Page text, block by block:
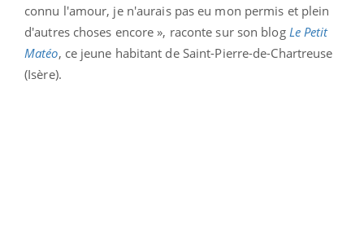
connu l'amour, je n'aurais pas eu mon permis et plein
d'autres choses encore », raconte sur son blog Le Petit
Matéo, ce jeune habitant de Saint-Pierre-de-Chartreuse
(Isère).